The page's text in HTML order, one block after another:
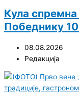
Кула спремна
Победнику
08.08.2026
Редакција